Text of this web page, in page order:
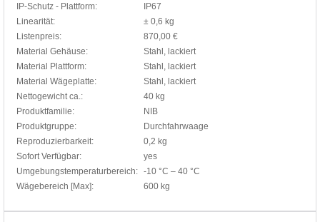
IP-Schutz - Plattform:
IP67
Linearität:
± 0,6 kg
Listenpreis:
870,00 €
Material Gehäuse:
Stahl, lackiert
Material Plattform:
Stahl, lackiert
Material Wägeplatte:
Stahl, lackiert
Nettogewicht ca.:
40 kg
Produktfamilie:
NIB
Produktgruppe:
Durchfahrwaage
Reproduzierbarkeit:
0,2 kg
Sofort Verfügbar:
yes
Umgebungstemperaturbereich: -10 °C – 40 °C
Wägebereich [Max]:
600 kg